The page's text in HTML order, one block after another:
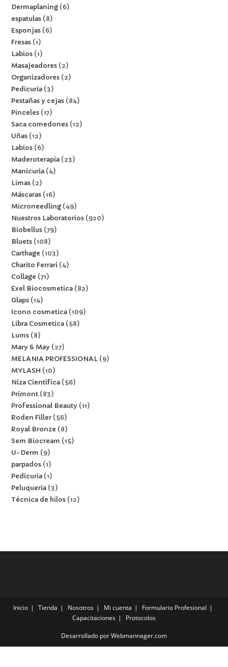
Dermaplaning 6
espatulas 8
Esponjas 6
Fresas 1
Labios 1
Masajeadores 2
Organizadores 2
Pedicuria 3
Pestañas y cejas 84
Pinceles 17
Saca comedones 12
Uñas 12
Labios 6
Maderoterapia 23
Manicuria 4
Limas 2
Máscaras 16
Microneedling 49
Nuestros Laboratorios 920
Biobellus 79
Bluets 108
Carthage
103
Charito Ferrari 4
Collage
71
Exel Biocosmetica 82
Glaps 14
Icono cosmetica 109
Libra Cosmetica 58
Lums 8
Mary & May
27
MELANIA PROFESSIONAL 9
MYLASH
10
Niza Cientifica 56
Primont 83
Professional Beauty
11
Roden Filler 56
Royal Bronze
8
Sem Biocream
15
U-Derm
9
parpados 1
Pedicuria 1
Peluqueria 3
Técnica de hilos 12
Inicio Tienda Nosotros Mi cuenta
Formulario Profesional
Capacitaciones
Protocolos
Desarrollado por Webmannager.com